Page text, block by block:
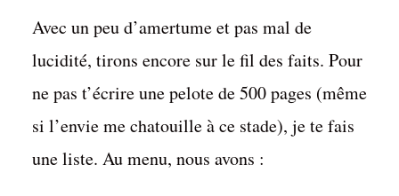
Avec un peu d’amertume et pas mal de
lucidité, tirons encore sur le fil des faits. Pour
ne pas t’écrire une pelote de 500 pages (même
si l’envie me chatouille à ce stade), je te fais
une liste. Au menu, nous avons :